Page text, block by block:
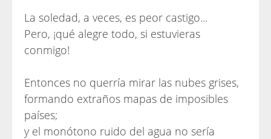
La soledad, a veces, es peor castigo...
Pero, ¡qué alegre todo, si estuvieras
conmigo!
Entonces no querría mirar las nubes grises,
formando extraños mapas de imposibles
países;
y el monótono ruido del agua no sería